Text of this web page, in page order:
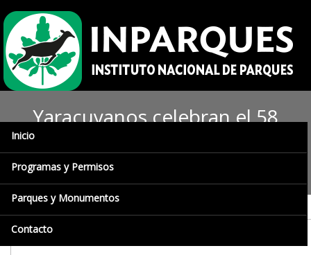
Inicio
Programas y Permisos
Parques y Monumentos
Contacto
Yaracuyanos celebran el 58
Nacional Yurubí